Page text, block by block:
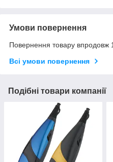
Умови повернення
Повернення товару впродовж
Всі умови повернення
Подібні товари компанії